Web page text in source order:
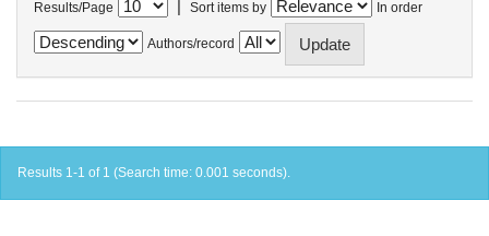
Results/Page | Sort items by In order
Authors/record
Results 1-1 of 1 (Search time: 0.001 seconds).